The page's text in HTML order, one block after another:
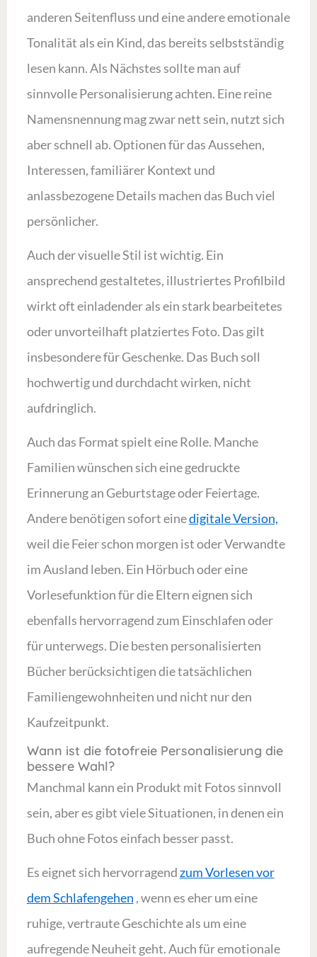
anderen Seitenfluss und eine andere emotionale
Tonalität als ein Kind, das bereits selbstständig
lesen kann. Als Nächstes sollte man auf
sinnvolle Personalisierung achten. Eine reine
Namensnennung mag zwar nett sein, nutzt sich
aber schnell ab. Optionen für das Aussehen,
Interessen, familiärer Kontext und
anlassbezogene Details machen das Buch viel
persönlicher.
Auch der visuelle Stil ist wichtig. Ein
ansprechend gestaltetes, illustriertes Profilbild
wirkt oft einladender als ein stark bearbeitetes
oder unvorteilhaft platziertes Foto. Das gilt
insbesondere für Geschenke. Das Buch soll
hochwertig und durchdacht wirken, nicht
aufdringlich.
Auch das Format spielt eine Rolle. Manche
Familien wünschen sich eine gedruckte
Erinnerung an Geburtstage oder Feiertage.
Andere benötigen sofort einedigitale Version,
weil die Feier schon morgen ist oder Verwandte
im Ausland leben. Ein Hörbuch oder eine
Vorlesefunktion für die Eltern eignen sich
ebenfalls hervorragend zum Einschlafen oder
für unterwegs. Die besten personalisierten
Bücher berücksichtigen die tatsächlichen
Familiengewohnheiten und nicht nur den
Kaufzeitpunkt.
Wann ist die fotofreie Personalisierung die
bessere Wahl?
Manchmal kann ein Produkt mit Fotos sinnvoll
sein, aber es gibt viele Situationen, in denen ein
Buch ohne Fotos einfach besser passt.
Es eignet sich hervorragendzum Vorlesen vor
dem Schlafengehen , wenn es eher um eine
ruhige, vertraute Geschichte als um eine
aufregende Neuheit geht. Auch für emotionale